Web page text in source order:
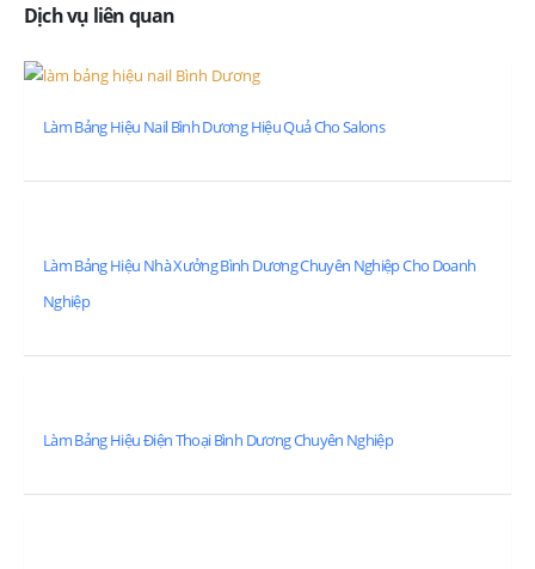
Dịch vụ liên quan
Làm Bảng Hiệu Nail Bình Dương Hiệu Quả Cho Salons
Làm Bảng Hiệu Nhà Xưởng Bình Dương Chuyên Nghiệp Cho Doanh
Nghiệp
Làm Bảng Hiệu Điện Thoại Bình Dương Chuyên Nghiệp